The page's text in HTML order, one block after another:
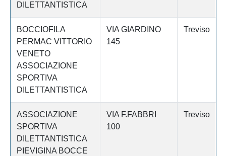
DILETTANTISTICA
BOCCIOFILA
PERMAC VITTORIO
VENETO
ASSOCIAZIONE
SPORTIVA
DILETTANTISTICA
VIA GIARDINO
145
Treviso
ASSOCIAZIONE
SPORTIVA
DILETTANTISTICA
PIEVIGINA BOCCE
VIA F.FABBRI
100
Treviso